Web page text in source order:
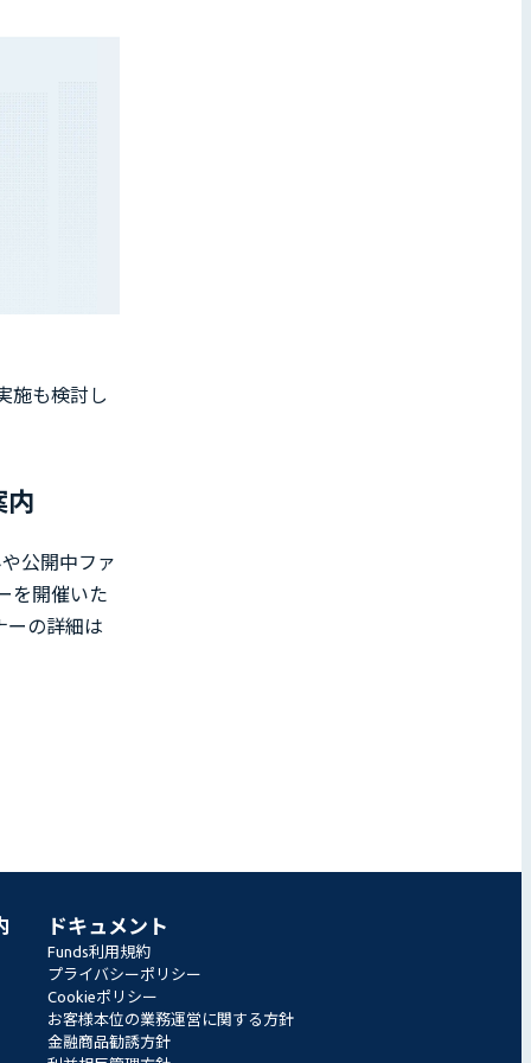
施も検討し
内
公開中ファ
を開催いた
ーの詳細は
ドキュメント
Funds利用規約
プライバシーポリシー
Cookieポリシー
お客様本位の業務運営に関する方針
金融商品勧誘方針